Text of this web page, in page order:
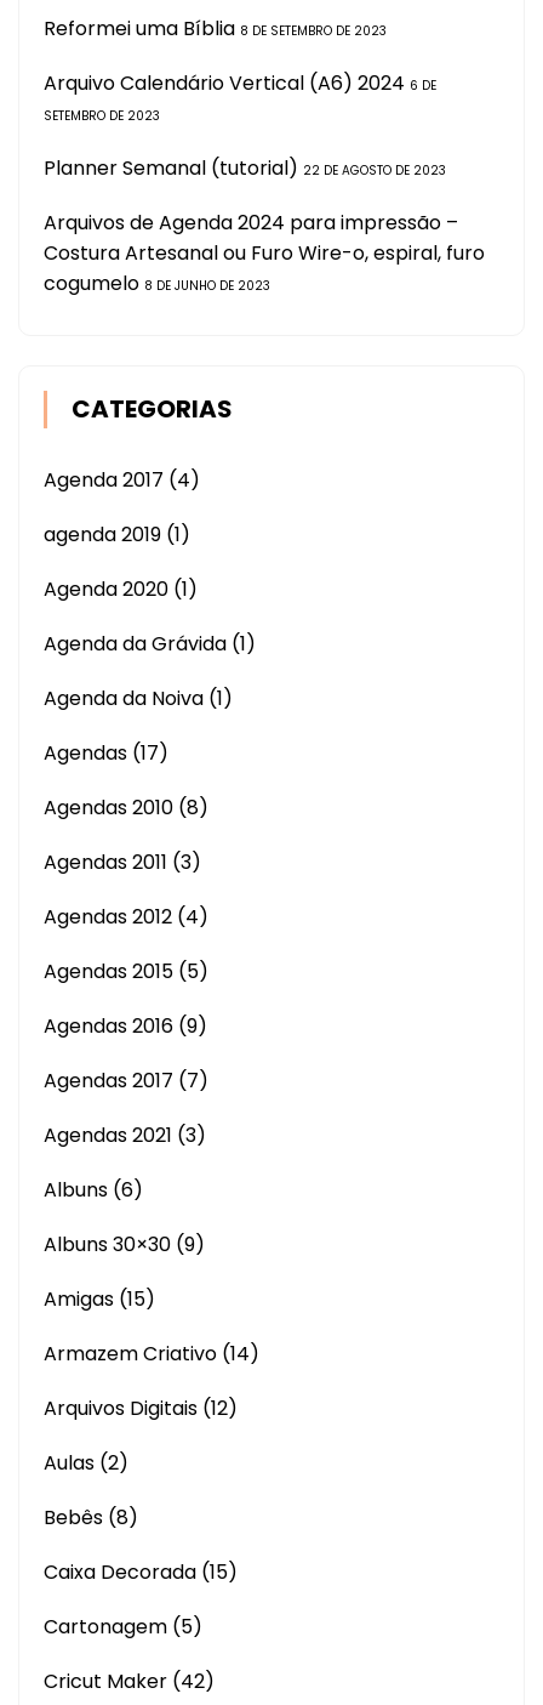
Reformei uma Bíblia 8 DE SETEMBRO DE 2023
Arquivo Calendário Vertical (A6) 2024 6 DE
SETEMBRO DE 2023
Planner Semanal (tutorial) 22 DE AGOSTO DE 2023
Arquivos de Agenda 2024 para impressão –
Costura Artesanal ou Furo Wire-o, espiral, furo
cogumelo 8 DE JUNHO DE 2023
CATEGORIAS
Agenda 2017 (4)
agenda 2019 (1)
Agenda 2020 (1)
Agenda da Grávida (1)
Agenda da Noiva (1)
Agendas (17)
Agendas 2010 (8)
Agendas 2011 (3)
Agendas 2012 (4)
Agendas 2015 (5)
Agendas 2016 (9)
Agendas 2017 (7)
Agendas 2021 (3)
Albuns (6)
Albuns 30×30 (9)
Amigas (15)
Armazem Criativo (14)
Arquivos Digitais (12)
Aulas (2)
Bebês (8)
Caixa Decorada (15)
Cartonagem (5)
Cricut Maker (42)